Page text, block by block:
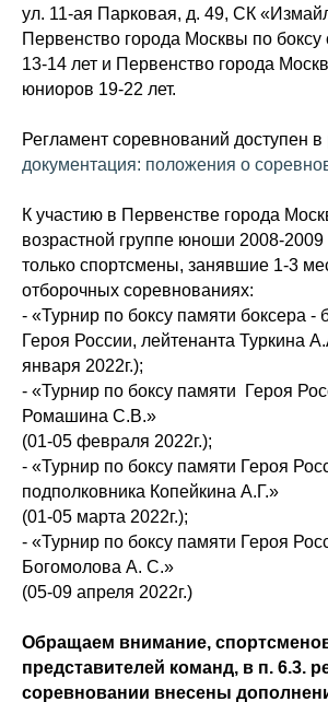
ул. 11-ая Парковая, д. 49, СК
Первенство города Москвы по
13-14 лет и Первенство города
юниоров 19-22 лет.
Регламент соревнований доступен в
документация: положения о
К участию в Первенстве города
возрастной группе юноши 2008-2009
только спортсмены, занявшие 1-3
отборочных соревнованиях:
- «Турнир по боксу памяти боксера -
Героя России, лейтенанта Туркина
января 2022г.);
- «Турнир по боксу памяти Героя
Ромашина С.В.»
(01-05 февраля 2022г.);
- «Турнир по боксу памяти Героя
подполковника Копейкина А.Г.»
(01-05 марта 2022г.);
- «Турнир по боксу памяти Героя
Богомолова А. С.»
(05-09 апреля 2022г.)
Обращаем внимание,
представителей команд, в п. 6.3.
соревновании внесены